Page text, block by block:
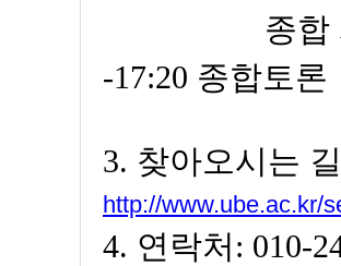
종합
-17:20 종합토론
3. 찾아오시는
http://www.ube.ac.kr/
4. 연락처: 010-